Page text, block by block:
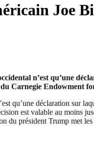
Joe
n’est qu’une
Carnegie Endowment
qu’une déclaration sur
est valable au moins
du président Trump met